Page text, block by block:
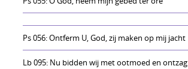
Ps 056: Ontferm U, God, zij maken op mij jacht
Lb 095: Nu bidden wij met ootmoed en ontzag